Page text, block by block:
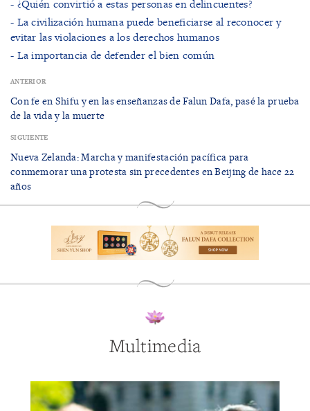
- ¿Quién convirtió a estas personas en delincuentes?
- La civilización humana puede beneficiarse al reconocer y
evitar las violaciones a los derechos humanos
- La importancia de defender el bien común
ANTERIOR
​Con fe en Shifu y en las enseñanzas de Falun Dafa, pasé la prueba
de la vida y la muerte
SIGUIENTE
Nueva Zelanda: Marcha y manifestación pacífica para
conmemorar una protesta sin precedentes en Beijing de hace 22
años
Multimedia